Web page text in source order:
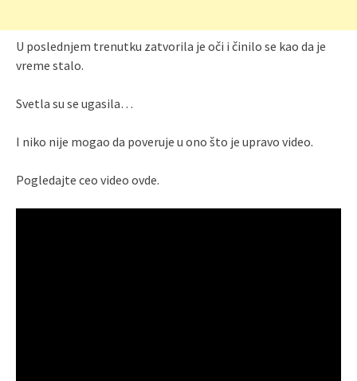
U poslednjem trenutku zatvorila je oči i činilo se kao da je
vreme stalo.
Svetla su se ugasila…
I niko nije mogao da poveruje u ono što je upravo video.
Pogledajte ceo video ovde.